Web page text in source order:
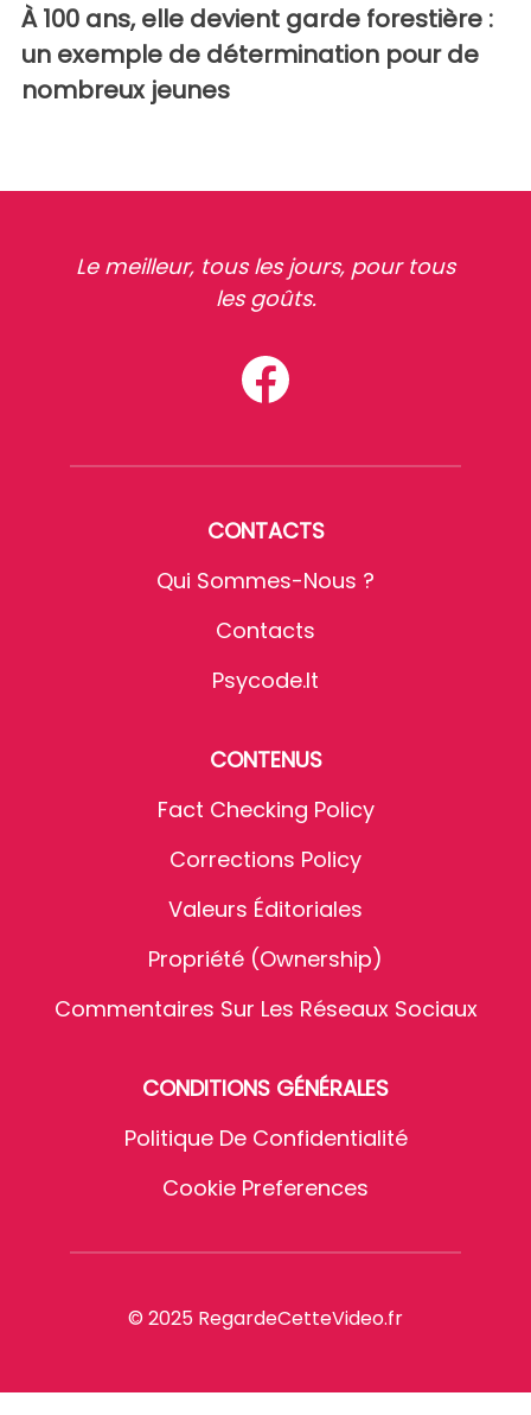
À 100 ans, elle devient garde forestière :
un exemple de détermination pour de
nombreux jeunes
Le meilleur, tous les jours, pour tous
les goûts.
CONTACTS
Qui Sommes-Nous ?
Contacts
Psycode.it
CONTENUS
Fact Checking Policy
Corrections Policy
Valeurs Éditoriales
Propriété (Ownership)
Commentaires Sur Les Réseaux Sociaux
CONDITIONS GÉNÉRALES
Politique De Confidentialité
Cookie Preferences
© 2025 RegardeCetteVideo.fr